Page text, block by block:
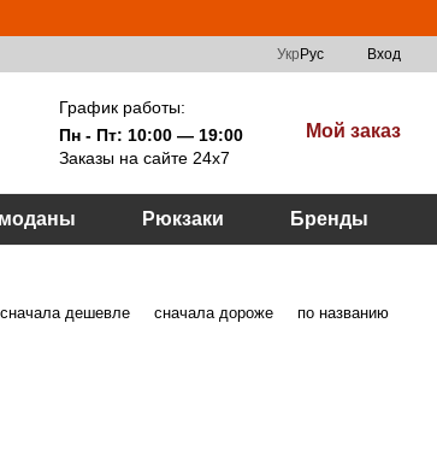
Укр Рус Вход
График работы:
Пн - Пт: 10:00 — 19:00
Заказы на сайте 24х7
Мой заказ
Рюкзаки Бренды
сначала дешевле сначала дороже по названию